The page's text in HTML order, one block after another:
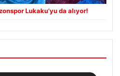
Lukaku’yu da alıyor!